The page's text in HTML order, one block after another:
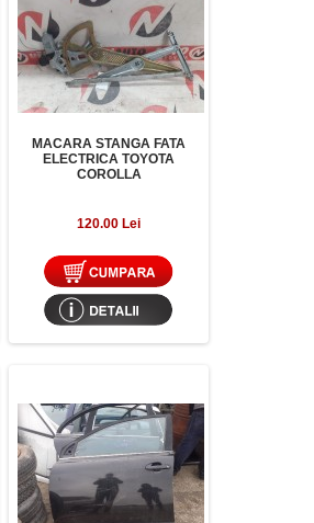
MACARA STANGA FATA
ELECTRICA TOYOTA
COROLLA
120.00 Lei